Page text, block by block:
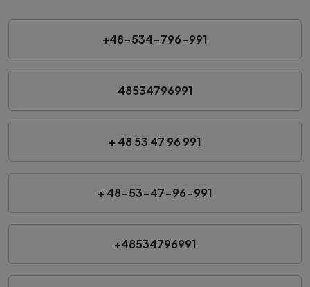
+48-534-796-991
48534796991
+ 48 53 47 96 991
+ 48-53-47-96-991
+48534796991